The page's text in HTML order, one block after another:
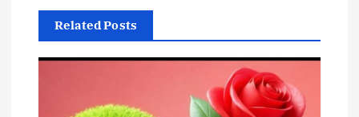
t
n
Related Posts